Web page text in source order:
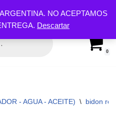
NO ACEPTAMOS
Descartar
0
- AGUA - ACEITE) \ bidon